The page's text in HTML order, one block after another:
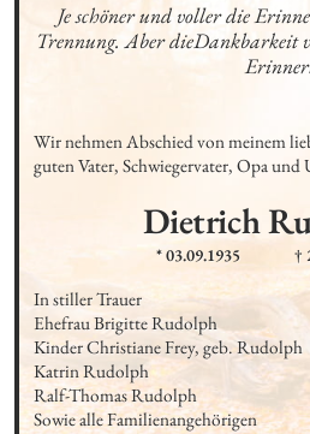
Je schöner und voller die
Trennung. Aber dieDankbarkeit
Wir nehmen Abschied von meinem
guten Vater, Schwiegervater, Opa und
Dietrich
* 03.09.1935 †
In stiller Trauer
Ehefrau Brigitte Rudolph
Kinder Christiane Frey, geb. Rudolph
Katrin Rudolph
Ralf-Thomas Rudolph
Sowie alle Familienangehörigen